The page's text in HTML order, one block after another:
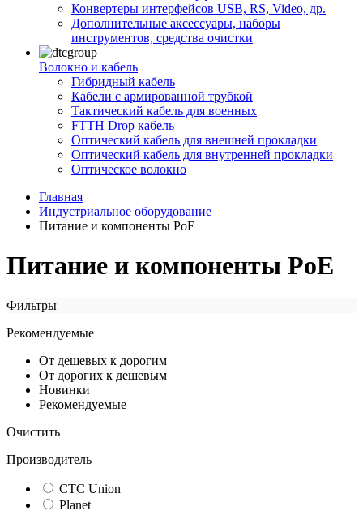
Конвертеры интерфейсов USB, RS, Video, др.
Дополнительные аксессуары, наборы
инструментов, средства очистки
Волокно и кабель
Гибридный кабель
Кабели с армированной трубкой
Тактический кабель для военных
FTTH Drop кабель
Оптический кабель для внешней прокладки
Оптический кабель для внутренней прокладки
Оптическое волокно
Главная
Индустриальное оборудование
Питание и компоненты PoE
Питание и компоненты PoE
Фильтры
Рекомендуемые
От дешевых к дорогим
От дорогих к дешевым
Новинки
Рекомендуемые
Очистить
Производитель
CTC Union
Planet